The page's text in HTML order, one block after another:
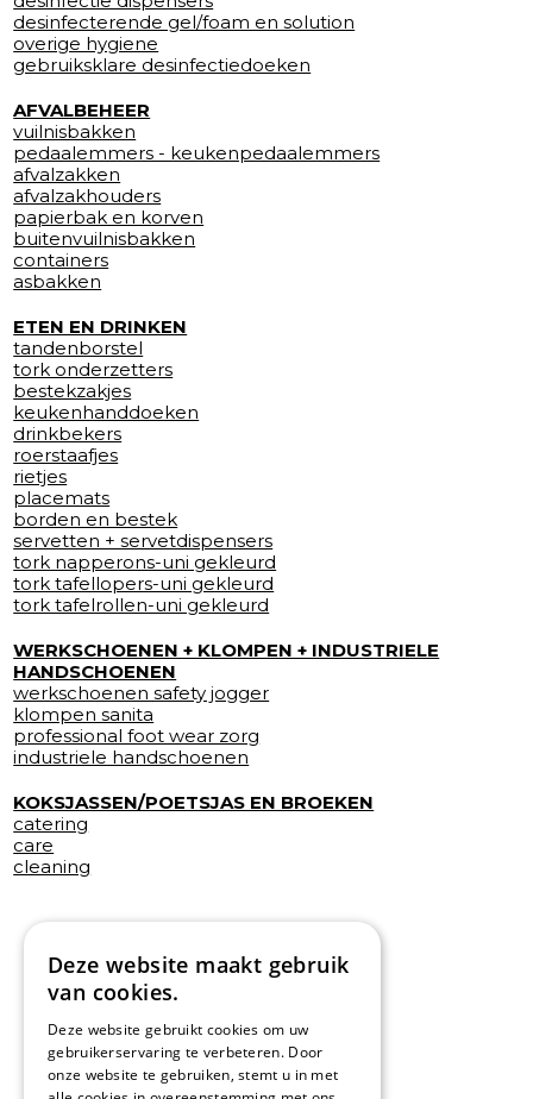
desinfecterende gel/foam en solution
overige hygiene
gebruiksklare desinfectiedoeken
AFVALBEHEER
vuilnisbakken
pedaalemmers - keukenpedaalemmers
afvalzakken
afvalzakhouders
papierbak en korven
buitenvuilnisbakken
containers
asbakken
ETEN EN DRINKEN
tandenborstel
tork onderzetters
bestekzakjes
keukenhanddoeken
drinkbekers
roerstaafjes
rietjes
placemats
borden en bestek
servetten + servetdispensers
tork napperons-uni gekleurd
tork tafellopers-uni gekleurd
tork tafelrollen-uni gekleurd
WERKSCHOENEN + KLOMPEN + INDUSTRIELE
HANDSCHOENEN
werkschoenen safety jogger
klompen sanita
professional foot wear zorg
industriele handschoenen
KOKSJASSEN/POETSJAS EN BROEKEN
catering
care
cleaning
Deze website maakt gebruik
van cookies.
Deze website gebruikt cookies om uw
gebruikerservaring te verbeteren. Door
onze website te gebruiken, stemt u in met